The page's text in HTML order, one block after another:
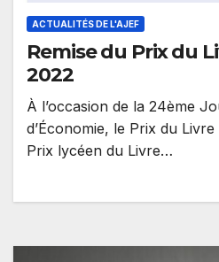
ACTUALITÉS DE L'AJEF
Remise du Prix du
2022
À l’occasion de la 24ème
d’Économie, le Prix du Livre
Prix lycéen du Livre…